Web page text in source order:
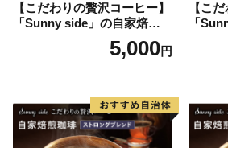
【こだわりの贅沢コーヒー】
「Sunny side」の自家焙煎珈
琲こまきブレンド（100g）
5,000円
【こ
「
琲ブ